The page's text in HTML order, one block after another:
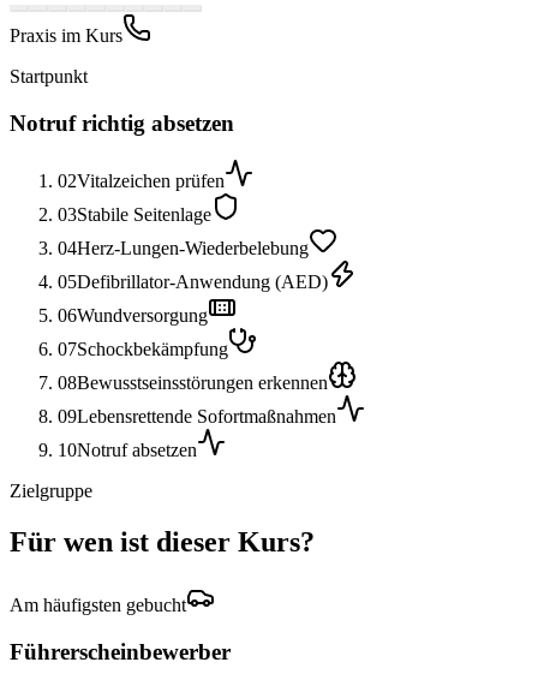
Praxis im Kurs
Startpunkt
Notruf richtig absetzen
02Vitalzeichen prüfen
03Stabile Seitenlage
04Herz-Lungen-Wiederbelebung
05Defibrillator-Anwendung (AED)
06Wundversorgung
07Schockbekämpfung
08Bewusstseinsstörungen erkennen
09Lebensrettende Sofortmaßnahmen
10Notruf absetzen
Zielgruppe
Für wen ist dieser Kurs?
Am häufigsten gebucht
Führerscheinbewerber